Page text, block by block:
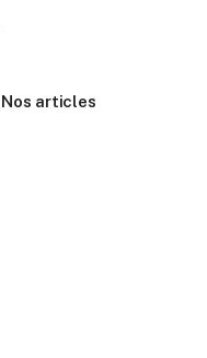
Nos articles